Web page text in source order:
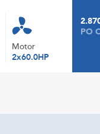
Motor
2x60.0HP
PO